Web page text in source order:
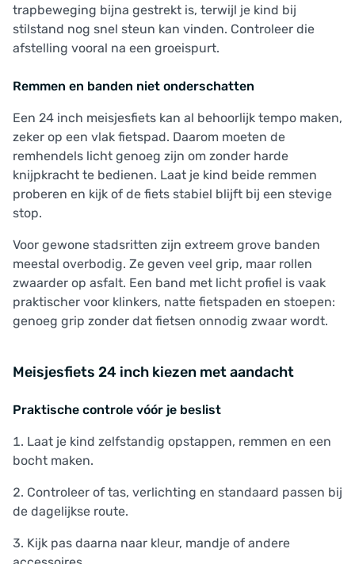
trapbeweging bijna gestrekt is, terwijl je kind bij
stilstand nog snel steun kan vinden. Controleer die
afstelling vooral na een groeispurt.
Remmen en banden niet onderschatten
Een 24 inch meisjesfiets kan al behoorlijk tempo maken,
zeker op een vlak fietspad. Daarom moeten de
remhendels licht genoeg zijn om zonder harde
knijpkracht te bedienen. Laat je kind beide remmen
proberen en kijk of de fiets stabiel blijft bij een stevige
stop.
Voor gewone stadsritten zijn extreem grove banden
meestal overbodig. Ze geven veel grip, maar rollen
zwaarder op asfalt. Een band met licht profiel is vaak
praktischer voor klinkers, natte fietspaden en stoepen:
genoeg grip zonder dat fietsen onnodig zwaar wordt.
Meisjesfiets 24 inch kiezen met aandacht
Praktische controle vóór je beslist
Laat je kind zelfstandig opstappen, remmen en een
bocht maken.
Controleer of tas, verlichting en standaard passen bij
de dagelijkse route.
Kijk pas daarna naar kleur, mandje of andere